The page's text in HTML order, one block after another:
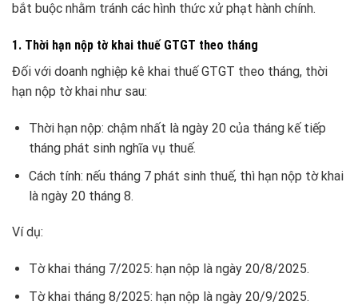
bắt buộc nhằm tránh các hình thức xử phạt hành chính.
1. Thời hạn nộp tờ khai thuế GTGT theo tháng
Đối với doanh nghiệp kê khai thuế GTGT theo tháng, thời
hạn nộp tờ khai như sau:
Thời hạn nộp: chậm nhất là ngày 20 của tháng kế tiếp
tháng phát sinh nghĩa vụ thuế.
Cách tính: nếu tháng 7 phát sinh thuế, thì hạn nộp tờ khai
là ngày 20 tháng 8.
Ví dụ:
Tờ khai tháng 7/2025: hạn nộp là ngày 20/8/2025.
Tờ khai tháng 8/2025: hạn nộp là ngày 20/9/2025.